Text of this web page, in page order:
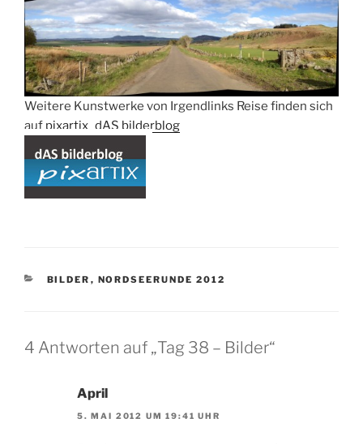
Weitere Kunstwerke von Irgendlinks Reise finden sich
auf pixartix_dAS bilderblog
KATEGORIEN
BILDER , NORDSEERUNDE 2012
4 Antworten auf „Tag 38 – Bilder“
April
5. MAI 2012 UM 19:41 UHR